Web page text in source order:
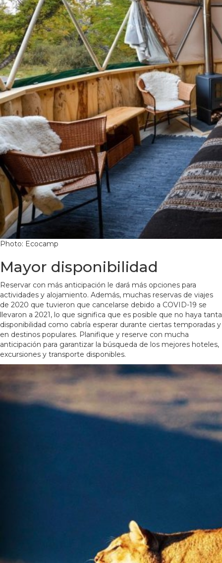
Photo: Ecocamp
Mayor disponibilidad
Reservar con más anticipación le dará más opciones para
actividades y alojamiento. Además, muchas reservas de viajes
de 2020 que tuvieron que cancelarse debido a COVID-19 se
llevaron a 2021, lo que significa que es posible que no haya tanta
disponibilidad como cabría esperar durante ciertas temporadas y
en destinos populares. Planifique y reserve con mucha
anticipación para garantizar la búsqueda de los mejores hoteles,
excursiones y transporte disponibles.